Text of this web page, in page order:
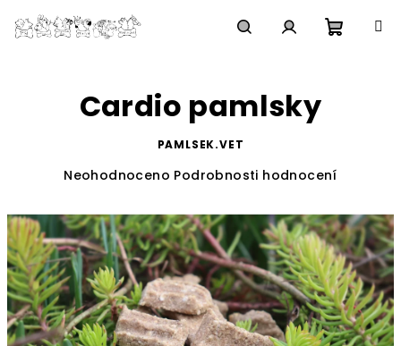
na
obsah
Cardio pamlsky
PAMLSEK.VET
Průměrné
produktu
je
0,0
z
5
hvězdiček.
Neohodnoceno Podrobnosti hodnocení